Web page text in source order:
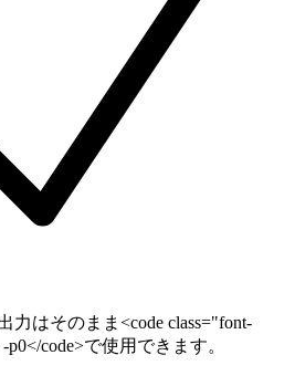
力はそのまま<code class="font-
p0</code>で使用できます。